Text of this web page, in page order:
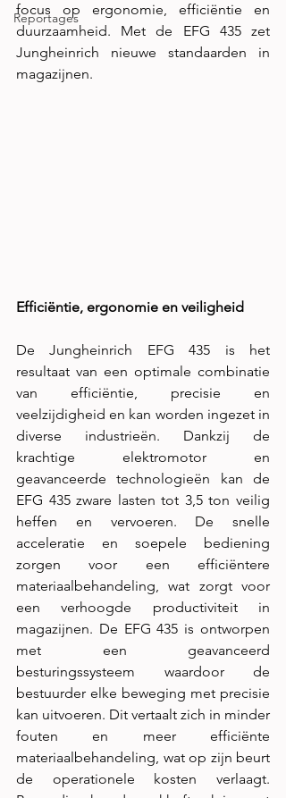
Reportages
focus op ergonomie, efficiëntie en
duurzaamheid. Met de EFG 435 zet
Jungheinrich nieuwe standaarden in
magazijnen.
Efficiëntie, ergonomie en veiligheid
De Jungheinrich EFG 435 is het
resultaat van een optimale combinatie
van efficiëntie, precisie en
veelzijdigheid en kan worden ingezet in
diverse industrieën. Dankzij de
krachtige elektromotor en
geavanceerde technologieën kan de
EFG 435 zware lasten tot 3,5 ton veilig
heffen en vervoeren. De snelle
acceleratie en soepele bediening
zorgen voor een efficiëntere
materiaalbehandeling, wat zorgt voor
een verhoogde productiviteit in
magazijnen. De EFG 435 is ontworpen
met een geavanceerd
besturingssysteem waardoor de
bestuurder elke beweging met precisie
kan uitvoeren. Dit vertaalt zich in minder
fouten en meer efficiënte
materiaalbehandeling, wat op zijn beurt
de operationele kosten verlaagt.